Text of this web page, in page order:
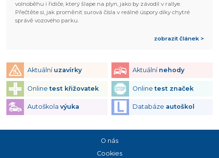
volnoběhu i řidiče, který šlape na plyn, jako by závodil v rallye.
Přečtěte si, jak proměnit surová čísla v reálné úspory díky chytré
správě vozového parku.
zobrazit článek >
Aktuální uzavírky Aktuální nehody
Onlinetest křižovatek Onlinetest značek
Autoškola výuka Databáze autoškol
O nás
Cookies